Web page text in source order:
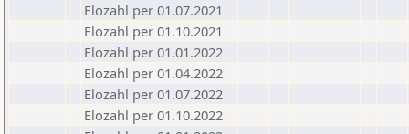
Elozahl per 01.07.2021
Elozahl per 01.10.2021
Elozahl per 01.01.2022
Elozahl per 01.04.2022
Elozahl per 01.07.2022
Elozahl per 01.10.2022